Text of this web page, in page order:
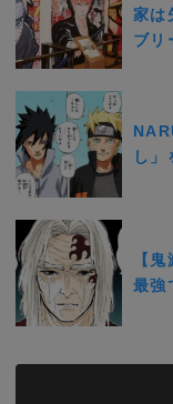
家は
ブリ
し
【
最強